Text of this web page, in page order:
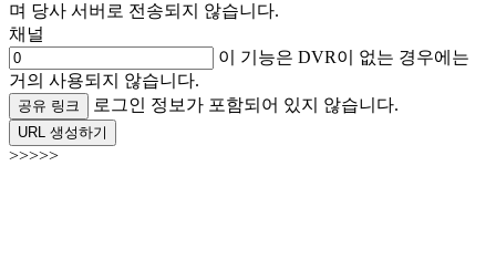
며 당사 서버로 전송되지 않습니다.
채널
이 기능은 DVR이 없는 경우에는
거의 사용되지 않습니다.
공유 링크 로그인 정보가 포함되어 있지 않습니다.
URL 생성하기
>>>>>